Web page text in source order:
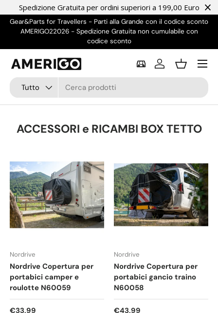
Spedizione Gratuita per ordini superiori a 199,00 Euro
Passa ai contenuti
Gear&Parts for Travellers - Parti alla Grande con il codice sconto
AMERIGO22026 - Spedizione Gratuita non cumulabile con
codice sconto
Cerca
Tipo prodotto
Tutto
AccediCestino
Menu
ACCESSORI e RICAMBI BOX TETTO
Nordrive
Nordrive Copertura per
portabici camper e
roulotte N60059
Prezzo normale
€33,99
Nordrive
Nordrive Copertura per
portabici gancio traino
N60058
Prezzo normale
€43,99